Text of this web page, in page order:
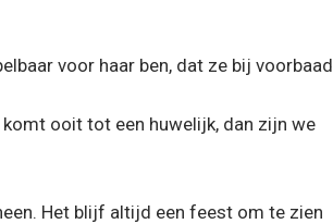
voor haar ben, dat ze bij voorbaad
ooit tot een huwelijk, dan zijn we
Het blijf altijd een feest om te zien